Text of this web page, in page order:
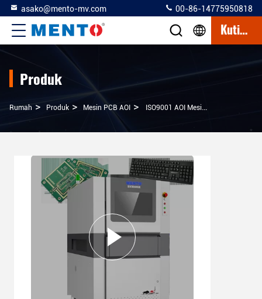
asako@mento-mv.com 00-86-14775950818
Kutipan
Produk
Rumah > Produk > Mesin PCB AOI > ISO9001 AOI Mesin PCB Sistem Pemeriksaan Optik Otomatis